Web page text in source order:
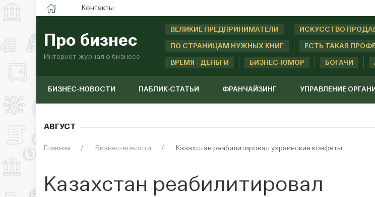
Контакты
Про бизнес
Интернет-журнал о бизнесе
ВЕЛИКИЕ ПРЕДПРИНИМАТЕЛИ ИСКУССТВО
ПО СТРАНИЦАМ НУЖНЫХ КНИГ ЕСТЬ ТАКАЯ
ВРЕМЯ - ДЕНЬГИ БИЗНЕС-ЮМОР БОГАЧИ
БИЗНЕС-НОВОСТИ ПАБЛИК-СТАТЬИ ФРАНЧАЙЗИНГ УПРАВЛЕНИЕ
АВГУСТ
Главная Бизнес-новости Казахстан реабилитировал украинские конфеты
Казахстан реабилитировал